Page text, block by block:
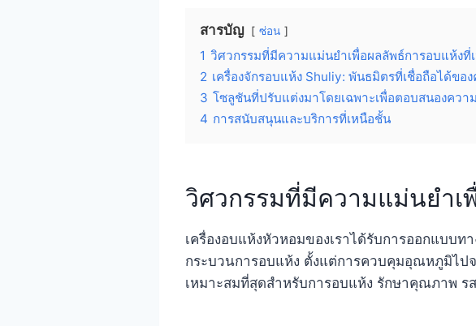
สารบัญ ซ่อน
1 วิศวกรรมที่มีความแม่นยำเพื่อผลลัพธ์การอบแห้งที่
2 เครื่องจักรอบแห้ง Shuliy: พันธมิตรที่เชื่อถือได้ขอ
3 โซลูชันที่ปรับแต่งมาโดยเฉพาะเพื่อตอบสนองควา
4 การสนับสนุนและบริการที่เหนือชั้น
วิศวกรรมที่มีความแม่นยำเ
เครื่องอบแห้งหัวหอมของเราได้รับการออกแบบ
กระบวนการอบแห้ง ตั้งแต่การควบคุมอุณหภูมิไป
เหมาะสมที่สุดสำหรับการอบแห้ง รักษาคุณภาพ